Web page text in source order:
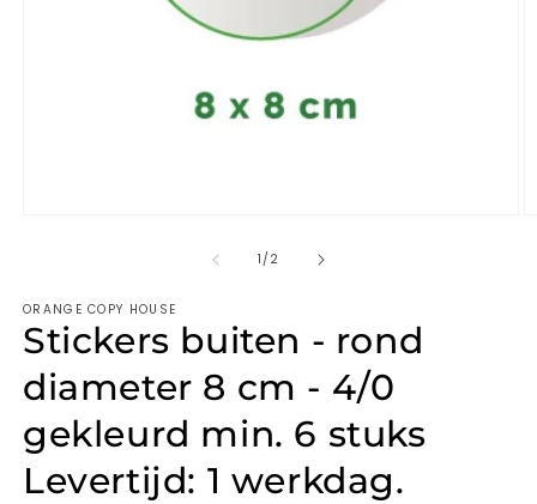
1/van
2
ORANGE COPY HOUSE
Stickers buiten - rond
diameter 8 cm - 4/0
gekleurd min. 6 stuks
Levertijd: 1 werkdag.